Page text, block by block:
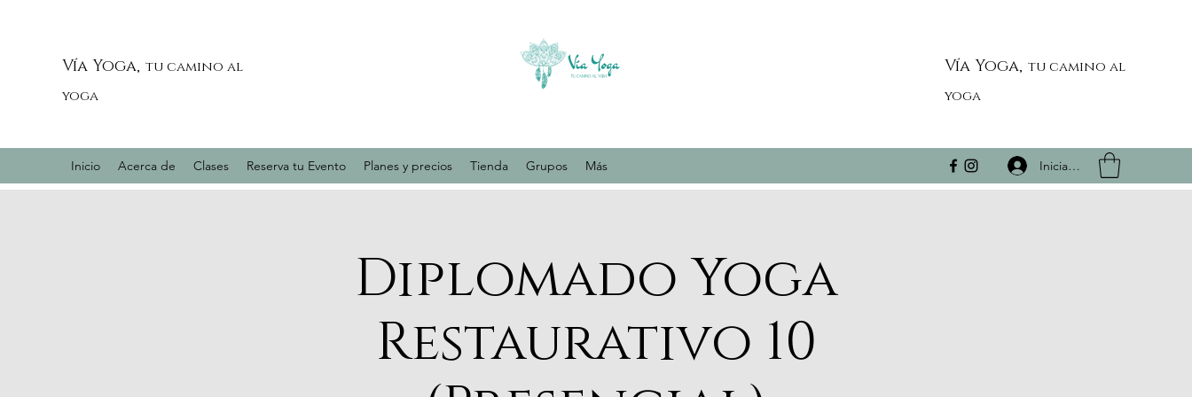
Vía Yoga, tu camino al
yoga
Vía Yoga, tu camino al
yoga
Inicio Acerca de Clases Reserva tu Evento Planes y precios Tienda Grupos Más Iniciar sesión
Diplomado Yoga
Restaurativo 10